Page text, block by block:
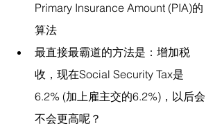
Primary Insurance Amount (PIA)的
算法
最直接最霸道的方法是：增加税
收，现在Social Security Tax是
6.2% (加上雇主交的6.2%)，以后会
不会更高呢？